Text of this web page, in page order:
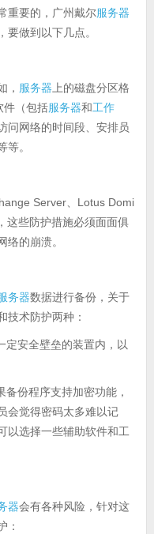
重要的，广州戴尔服务器
要做到以下几点。
， 服务器上的磁盘分区格
件（包括服务器和工作
问网络的时间段、安排员
。
Server、Lotus Domi
这些防护措施必须面面俱
的崩溃。
务器数据进行备份，关于
技术防护两种：
定安全壁垒的装置内，以
份程序支持加密功能，
会觉得密码太多难以记
以选择一些辅助软件和工
器会有各种风险，针对这
：